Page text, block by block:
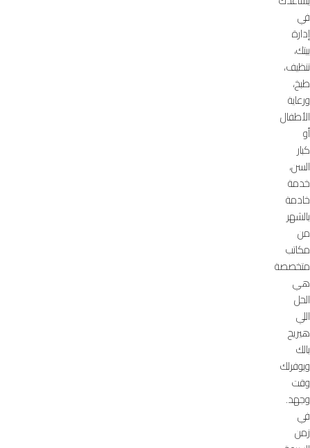
في
إدارة
بيتك،
تنظيف،
طبخ،
ورعاية
الأطفال
أو
كبار
السن،
خدمة
خادمة
بالشهر
من
مكاتب
متخصصة
هي
الحل
اللي
هيريح
بالك
ويوفرلك
وقت
وجهد.
في
زمن